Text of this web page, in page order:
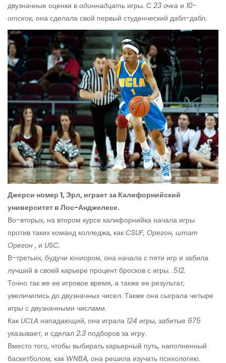
двузначные оценки в одиннадцать игры. С 23 очка и 10-
отскок, она сделала свой первый студенческий дабл-дабл.
Джерси номер 1, Эрл, играет за Калифорнийский
университет в Лос-Анджелесе.
Во-вторых, на втором курсе калифорнийка начала игры
против таких команд колледжа, как CSUF, Орегон, штат
Орегон , и USC.
В-третьих, будучи юниором, она начала с пяти игр и забила
лучший в своей карьере процент бросков с игры. .512.
Точно так же ее игровое время, а также ее результат,
увеличились до двузначных чисел. Также она сыграла четыре
игры с двузначными числами.
Как UCLA нападающий, она играла 124 игры, забитые 675
указывает, и сделал 2.3 подборов за игру.
Вместо того, чтобы выбирать карьерный путь, наполненный
баскетболом, как WNBA, она решила изучать психологию.